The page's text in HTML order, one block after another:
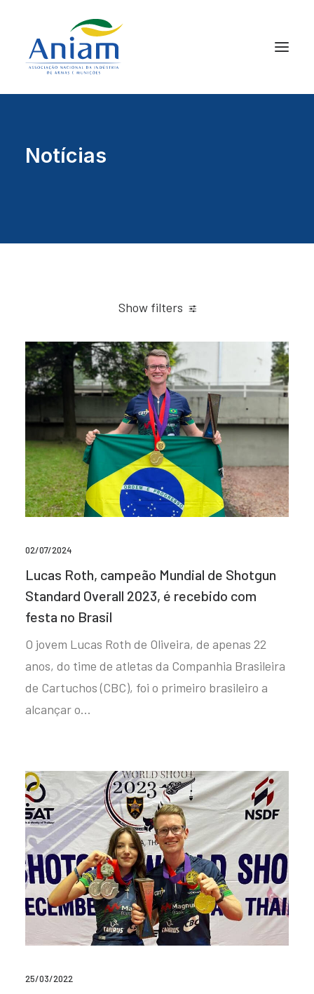
Notícias
Show filters
02/07/2024
Lucas Roth, campeão Mundial de Shotgun
Standard Overall 2023, é recebido com
festa no Brasil
O jovem Lucas Roth de Oliveira, de apenas 22
anos, do time de atletas da Companhia Brasileira
de Cartuchos (CBC), foi o primeiro brasileiro a
alcançar o…
25/03/2022